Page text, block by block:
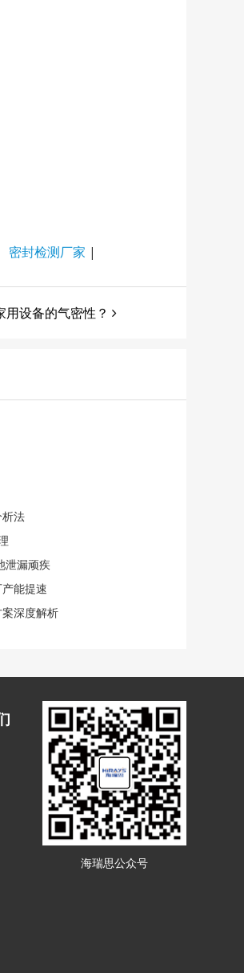
密封检测厂家 |
设备的气密性？
析法
泄漏顽疾
能提速
深度解析
海瑞思公众号